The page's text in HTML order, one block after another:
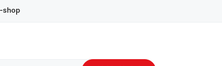
shop